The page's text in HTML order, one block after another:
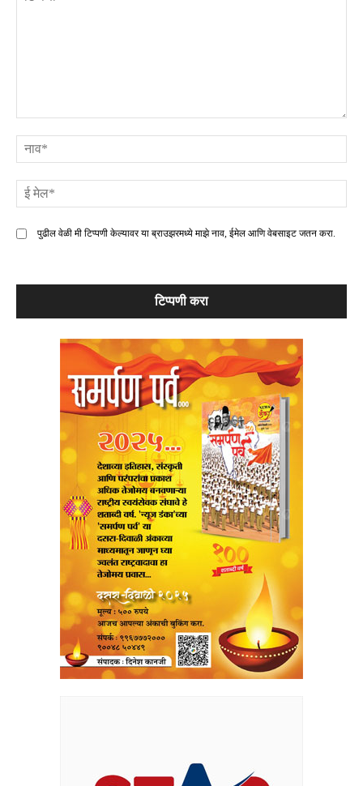
पुढील वेळी मी टिप्पणी केल्यावर या ब्राउझरमध्ये माझे नाव, ईमेल आणि वेबसाइट जतन करा.